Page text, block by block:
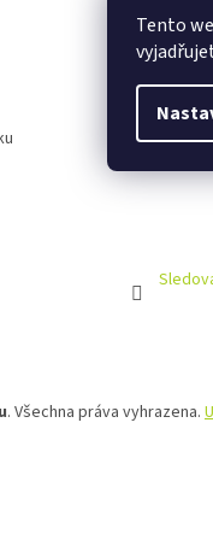
Tento
. Všechna práva vyhrazena.